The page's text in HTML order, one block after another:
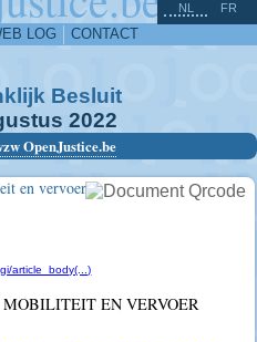
LOG CONTACT
NL FR
Besluit
2022
OpenJustice.be
en vervoer
article_body(...)
EN VERVOER
^